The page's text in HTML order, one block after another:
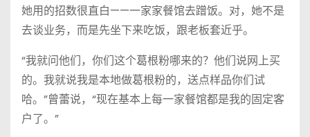
她用的招数很直白——一家家餐馆去蹭饭。对，她不是
去谈业务，而是先坐下来吃饭，跟老板套近乎。
“我就问他们，你们这个葛根粉哪来的？他们说网上买
的。我就说我是本地做葛根粉的，送点样品你们试
哈。”曾蕾说，“现在基本上每一家餐馆都是我的固定客
户了。”